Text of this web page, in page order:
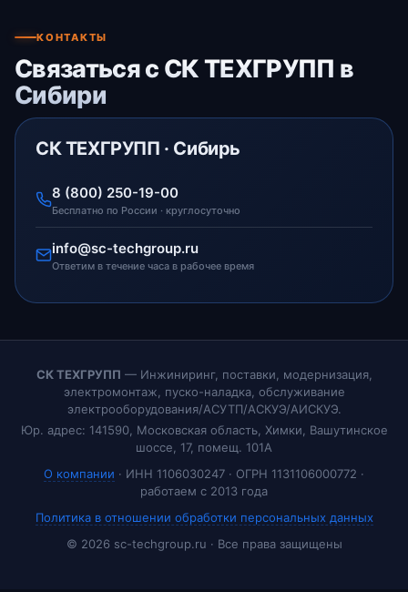
КОНТАКТЫ
Связаться с СК ТЕХГРУПП в
Сибири
СК ТЕХГРУПП · Сибирь
8 (800) 250-19-00
Бесплатно по России · круглосуточно
info@sc-techgroup.ru
Ответим в течение часа в рабочее время
СК ТЕХГРУПП — Инжиниринг, поставки, модернизация,
электромонтаж, пуско-наладка, обслуживание
электрооборудования/АСУТП/АСКУЭ/АИСКУЭ.
Юр. адрес: 141590, Московская область, Химки, Вашутинское
шоссе, 17, помещ. 101А
О компании · ИНН 1106030247 · ОГРН 1131106000772 ·
работаем с 2013 года
Политика в отношении обработки персональных данных
© 2026 sc-techgroup.ru · Все права защищены